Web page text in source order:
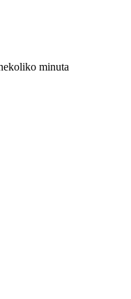
minuta